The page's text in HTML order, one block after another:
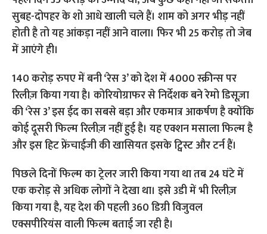
सुबह-दोपहर के शो आधे खाली चले हैं। शाम को अगर भीड़ नहीं
होती है तो यह आंकड़ा नहीं आने वाला। फिर भी 25 करोड़ तो जेब
में आएंगे ही।
140 करोड़ रुपए में बनी ‘रेस 3’ को देश में 4000 स्क्रीन्स पर
रिलीज़ किया गया है। कोरियोग्राफर से निर्देशक बने रेमो डिसूज़ा
की ‘रेस 3’ इस ईद का सबसे बड़ा और एकमात्र आकर्षण है क्योंकि
कोई दूसरी फिल्म रिलीज़ नहीं हुई है। यह एक्शन मसाला फिल्म है
और इस हिट फ्रेंचाईजी की खासियत इसके ट्विस्ट और टर्न हैं।
पिछले दिनों फिल्म का ट्रेलर जारी किया गया था तब 24 घंटे में
एक करोड़ से अधिक लोगों ने देखा था। इसे 3डी में भी रिलीज़
किया गया है, यह देश की पहली 360 डिग्री विजुवल
एक्सपीरियंस वाली फिल्म बताई जा रही है।